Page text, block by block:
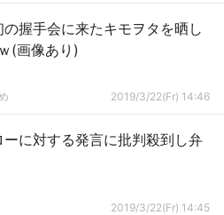
の握手会に来たキモヲタを晒し
(画像あり)
2019/3/22(Fr) 14:46
ーに対する発言に批判殺到し弁
2019/3/22(Fr) 14:45